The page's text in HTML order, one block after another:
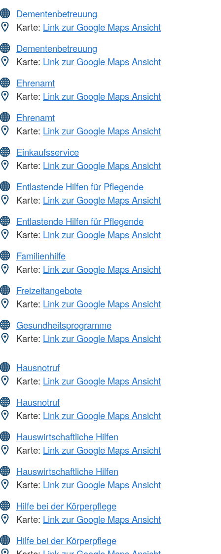
Dementenbetreuung
Karte: Link zur Google Maps Ansicht
Dementenbetreuung
Karte: Link zur Google Maps Ansicht
Ehrenamt
Karte: Link zur Google Maps Ansicht
Ehrenamt
Karte: Link zur Google Maps Ansicht
Einkaufsservice
Karte: Link zur Google Maps Ansicht
Entlastende Hilfen für Pflegende
Karte: Link zur Google Maps Ansicht
Entlastende Hilfen für Pflegende
Karte: Link zur Google Maps Ansicht
Familienhilfe
Karte: Link zur Google Maps Ansicht
Freizeitangebote
Karte: Link zur Google Maps Ansicht
Gesundheitsprogramme
Karte: Link zur Google Maps Ansicht
Hausnotruf
Karte: Link zur Google Maps Ansicht
Hausnotruf
Karte: Link zur Google Maps Ansicht
Hauswirtschaftliche Hilfen
Karte: Link zur Google Maps Ansicht
Hauswirtschaftliche Hilfen
Karte: Link zur Google Maps Ansicht
Hilfe bei der Körperpflege
Karte: Link zur Google Maps Ansicht
Hilfe bei der Körperpflege